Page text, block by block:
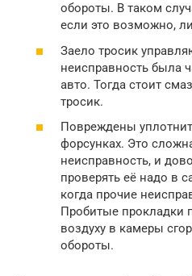
обороты. В таком
если это возможно,
Заело тросик
неисправность была
авто. Тогда стоит
тросик.
Повреждены
форсунках. Это
неисправность, и
проверять её надо в
когда прочие
Пробитые прокладки
воздуху в камеры
обороты.